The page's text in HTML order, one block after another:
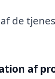
de
af